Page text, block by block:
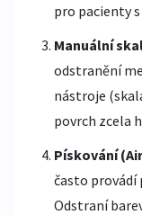
pro pacienty
Manuální
odstranění
nástroje
povrch zcela
Pískování
často provádí
Odstraní